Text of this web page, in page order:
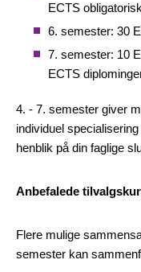
ECTS
6. semester: 30
7. semester: 10
ECTS
4. - 7. semester giver
individuel
henblik på din faglige
Anbefalede
Flere mulige
semester kan